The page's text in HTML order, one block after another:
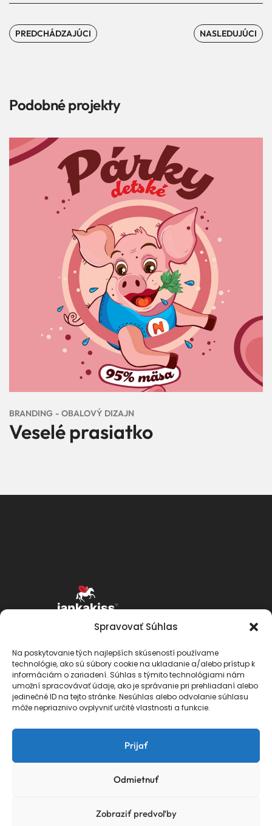
Spravovať Súhlas
Na poskytovanie tých najlepších skúseností používame
technológie, ako sú súbory cookie na ukladanie a/alebo prístup k
informáciám o zariadení. Súhlas s týmito technológiami nám
umožní spracovávať údaje, ako je správanie pri prehliadaní alebo
jedinečné ID na tejto stránke. Nesúhlas alebo odvolanie súhlasu
môže nepriaznivo ovplyvniť určité vlastnosti a funkcie.
Prijať
Odmietnuť
Zobraziť predvoľby
PREDCHÁDZAJÚCI NASLEDUJÚCI
Podobné projekty
BRANDING OBALOVÝ DIZAJN
Veselé prasiatko
Kontakt Doprava